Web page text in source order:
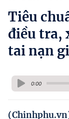
Tham vấn
Người dân góp
Chính sách và
Tiêu
điều tra,
tai nạn
0:00